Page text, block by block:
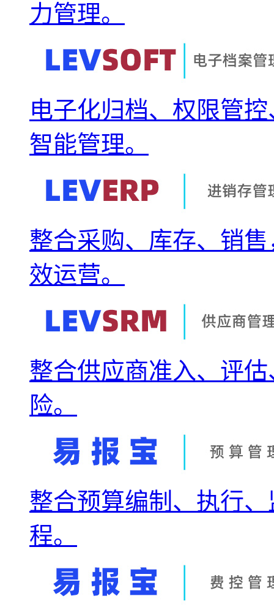
力管理。
电子化归档、权限管
智能管理。
整合采购、库存、销
效运营。
整合供应商准入、评
险。
整合预算编制、执行
程。